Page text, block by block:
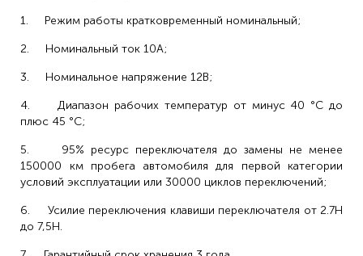
1. Режим работы кратковременный номинальный;
2. Номинальный ток 10А;
3. Номинальное напряжение 12В;
4. Диапазон рабочих температур от минус 40 °C до
плюс 45 °C;
5. 95% ресурс переключателя до замены не менее
150000 км пробега автомобиля для первой категории
условий эксплуатации или 30000 циклов переключений;
6. Усилие переключения клавиши переключателя от 2.7Н
до 7,5Н.